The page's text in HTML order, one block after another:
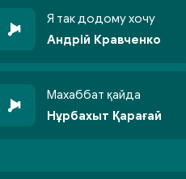
Я так додому хочу
Андрій Кравченко
Махаббат қайда
Нұрбахыт Қарағай